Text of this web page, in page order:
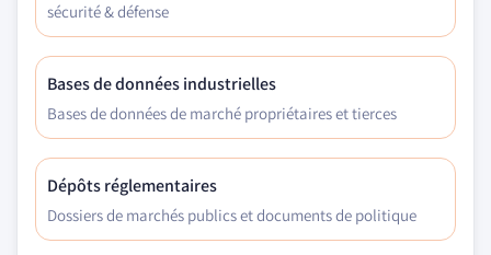
sécurité & défense
Bases de données industrielles
Bases de données de marché propriétaires et tierces
Dépôts réglementaires
Dossiers de marchés publics et documents de politique